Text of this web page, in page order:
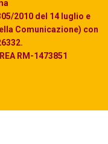
2010 del 14 luglio e
Comunicazione) con
RM-1473851